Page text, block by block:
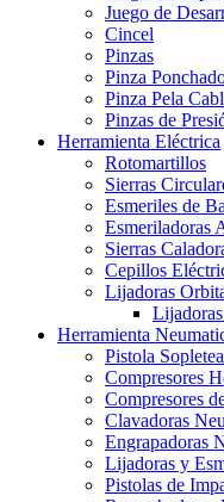
Juego de
Cincel
Pinzas
Pinza
Pinza Pela
Pinzas de
Herramienta Eléctrica
Rotomartillos
Sierras
Esmeriles de
Esmeriladoras
Sierras
Cepillos
Lijadoras
Herramienta
Pistola
Compresores
Compresores
Clavadoras
Engrapadoras
Lijadoras y
Pistolas de